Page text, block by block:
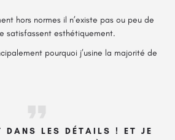
hors normes il n’existe pas ou peu de
satisfassent esthétiquement.
pourquoi j’usine la majorité de
DANS LES DÉTAILS ! ET JE